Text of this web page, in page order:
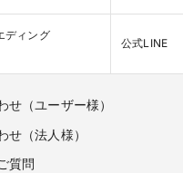
ディング
公式LINE
せ（ユーザー様）
せ（法人様）
質問